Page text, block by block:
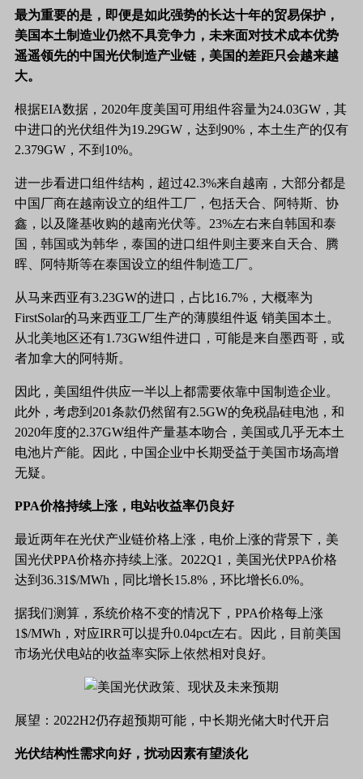
最为重要的是，即便是如此强势的长达十年的贸易保护，
美国本土制造业仍然不具竞争力，未来面对技术成本优势
遥遥领先的中国光伏制造产业链，美国的差距只会越来越
大。
根据EIA数据，2020年度美国可用组件容量为24.03GW，其
中进口的光伏组件为19.29GW，达到90%，本土生产的仅有
2.379GW，不到10%。
进一步看进口组件结构，超过42.3%来自越南，大部分都是
中国厂商在越南设立的组件工厂，包括天合、阿特斯、协
鑫，以及隆基收购的越南光伏等。23%左右来自韩国和泰
国，韩国或为韩华，泰国的进口组件则主要来自天合、腾
晖、阿特斯等在泰国设立的组件制造工厂。
从马来西亚有3.23GW的进口，占比16.7%，大概率为
FirstSolar的马来西亚工厂生产的薄膜组件返 销美国本土。
从北美地区还有1.73GW组件进口，可能是来自墨西哥，或
者加拿大的阿特斯。
因此，美国组件供应一半以上都需要依靠中国制造企业。
此外，考虑到 201条款仍然留有2.5GW的免税晶硅电池，和
2020年度的2.37GW组件产量基本吻合，美国或几乎无本土
电池片产能。因此，中国企业中长期受益于美国市场高增
无疑。
PPA价格持续上涨，电站收益率仍良好
最近两年在光伏产业链价格上涨，电价上涨的背景下，美
国光伏PPA价格亦持续上涨。2022Q1，美国光伏PPA价格
达到36.31$/MWh，同比增长15.8%，环比增长6.0%。
据我们测算，系统价格不变的情况下， PPA价格每上涨
1$/MWh，对应IRR可以提升0.04pct左右。因此，目前美国
市场光伏电站的收益率实际上依然相对良好。
展望： 2022H2仍存超预期可能，中长期光储大时代开启
光伏结构性需求向好，扰动因素有望淡化